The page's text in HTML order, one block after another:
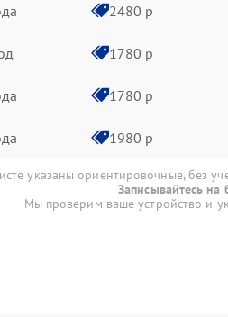
2480 р
1780 р
1780 р
1980 р
указаны ориентировочные, без
Записывайтесь на
Мы проверим ваше устройство и